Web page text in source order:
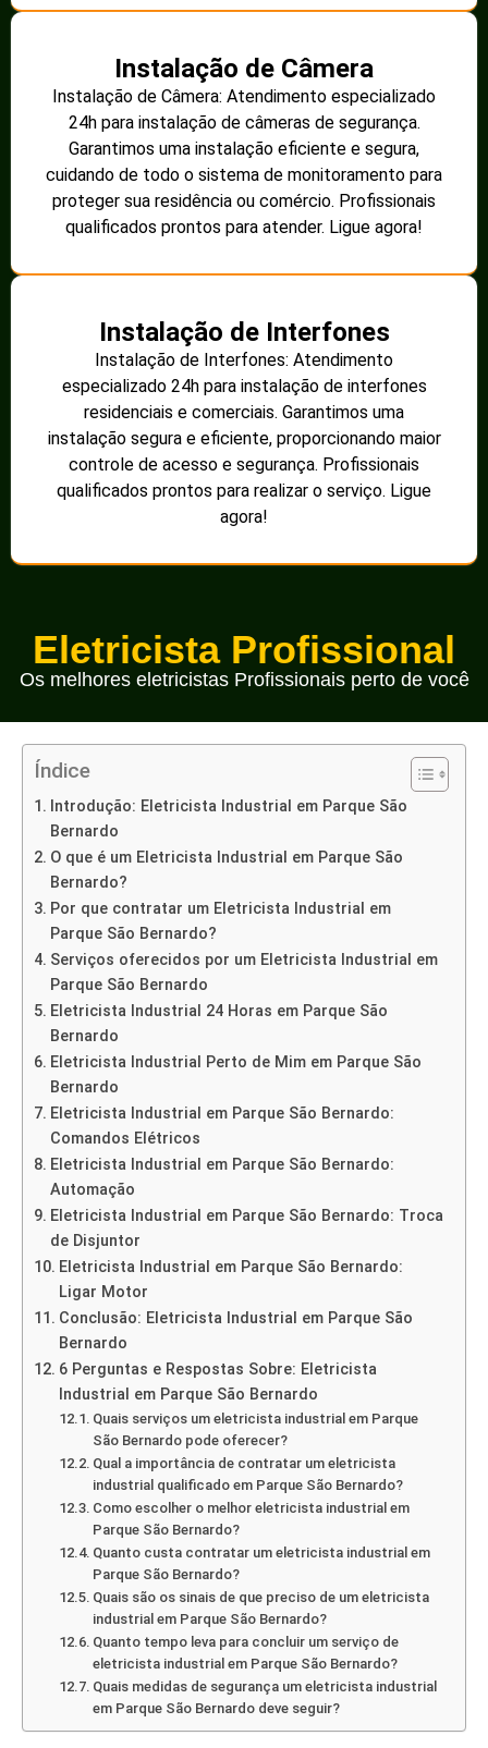
Instalação de Câmera
Instalação de Câmera: Atendimento especializado
24h para instalação de câmeras de segurança.
Garantimos uma instalação eficiente e segura,
cuidando de todo o sistema de monitoramento para
proteger sua residência ou comércio. Profissionais
qualificados prontos para atender. Ligue agora!
Instalação de Interfones
Instalação de Interfones: Atendimento
especializado 24h para instalação de interfones
residenciais e comerciais. Garantimos uma
instalação segura e eficiente, proporcionando maior
controle de acesso e segurança. Profissionais
qualificados prontos para realizar o serviço. Ligue
agora!
Eletricista Profissional
Os melhores eletricistas Profissionais perto de você
Índice
Introdução: Eletricista Industrial em Parque São
Bernardo
O que é um Eletricista Industrial em Parque São
Bernardo?
Por que contratar um Eletricista Industrial em
Parque São Bernardo?
Serviços oferecidos por um Eletricista Industrial em
Parque São Bernardo
Eletricista Industrial 24 Horas em Parque São
Bernardo
Eletricista Industrial Perto de Mim em Parque São
Bernardo
Eletricista Industrial em Parque São Bernardo:
Comandos Elétricos
Eletricista Industrial em Parque São Bernardo:
Automação
Eletricista Industrial em Parque São Bernardo: Troca
de Disjuntor
Eletricista Industrial em Parque São Bernardo:
Ligar Motor
Conclusão: Eletricista Industrial em Parque São
Bernardo
6 Perguntas e Respostas Sobre: Eletricista
Industrial em Parque São Bernardo
Quais serviços um eletricista industrial em Parque
São Bernardo pode oferecer?
Qual a importância de contratar um eletricista
industrial qualificado em Parque São Bernardo?
Como escolher o melhor eletricista industrial em
Parque São Bernardo?
Quanto custa contratar um eletricista industrial em
Parque São Bernardo?
Quais são os sinais de que preciso de um eletricista
industrial em Parque São Bernardo?
Quanto tempo leva para concluir um serviço de
eletricista industrial em Parque São Bernardo?
Quais medidas de segurança um eletricista industrial
em Parque São Bernardo deve seguir?